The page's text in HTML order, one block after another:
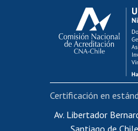
Calificación
Postulación
Cursos internos
Bienestar
Portal de
Certificado
Certificado de
Av. Libertador
Certificación en